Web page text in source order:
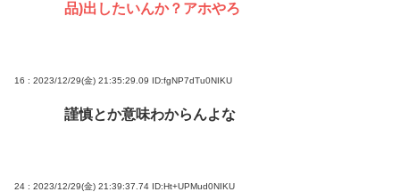
品)出したいんか？アホやろ
16 : 2023/12/29(金) 21:35:29.09 ID:fgNP7dTu0NIKU
謹慎とか意味わからんよな
24 : 2023/12/29(金) 21:39:37.74 ID:Ht+UPMud0NIKU